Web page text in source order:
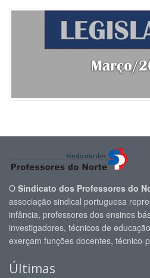
O Sindicato dos Professores do
associação sindical portuguesa
infância, professores dos ensinos
investigadores, técnicos de
exerçam funções docentes, técnico-
Últimas